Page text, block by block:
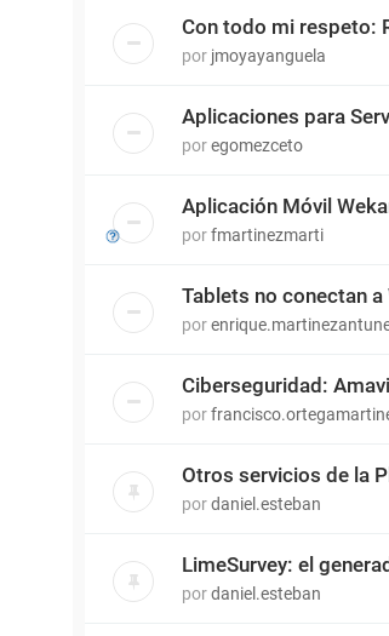
Con todo mi respeto:
por jmoyayanguela
Aplicaciones para
poregomezceto
Aplicación Móvil
porfmartinezmarti
Tablets no conectan a
por
Ciberseguridad:
por
Otros servicios de la
pordaniel.esteban
LimeSurvey: el
pordaniel.esteban